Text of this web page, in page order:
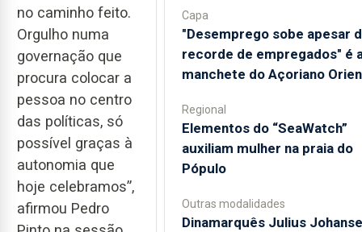
no caminho feito.
Orgulho numa
governação que
procura colocar a
pessoa no centro
das políticas, só
possível graças à
autonomia que
hoje celebramos”,
afirmou Pedro
Capa
"Desemprego sobe apesar
recorde de empregados" é
manchete do Açoriano
Regional
​Elementos do “SeaWatch”
auxiliam mulher na praia do
Pópulo
Outras modalidades
Dinamarquês Julius